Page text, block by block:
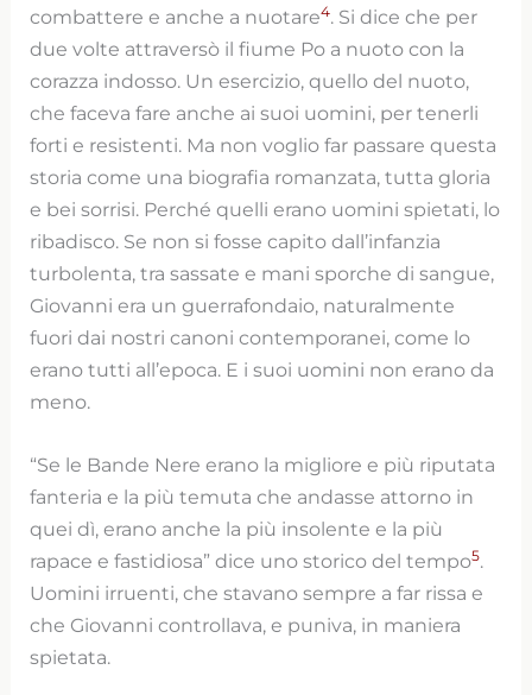
combattere e anche a nuotare4. Si dice che per
due volte attraversò il fiume Po a nuoto con la
corazza indosso. Un esercizio, quello del nuoto,
che faceva fare anche ai suoi uomini, per tenerli
forti e resistenti. Ma non voglio far passare questa
storia come una biografia romanzata, tutta gloria
e bei sorrisi. Perché quelli erano uomini spietati, lo
ribadisco. Se non si fosse capito dall’infanzia
turbolenta, tra sassate e mani sporche di sangue,
Giovanni era un guerrafondaio, naturalmente
fuori dai nostri canoni contemporanei, come lo
erano tutti all’epoca. E i suoi uomini non erano da
meno.
“Se le Bande Nere erano la migliore e più riputata
fanteria e la più temuta che andasse attorno in
quei dì, erano anche la più insolente e la più
rapace e fastidiosa” dice uno storico del tempo5.
Uomini irruenti, che stavano sempre a far rissa e
che Giovanni controllava, e puniva, in maniera
spietata.